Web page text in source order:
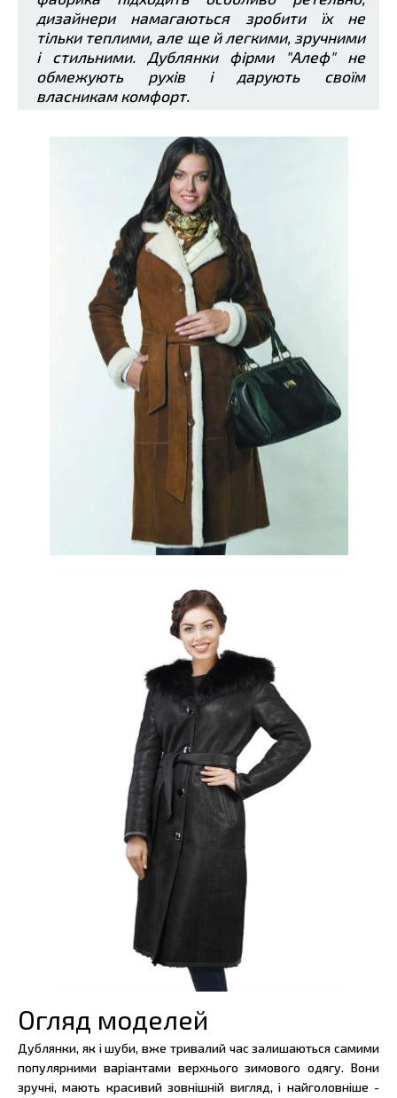
дизайнери намагаються зробити їх не
тільки теплими, але ще й легкими, зручними
і стильними. Дублянки фірми "Алеф" не
обмежують рухів і дарують своїм
власникам комфорт.
Огляд моделей
Дублянки, як і шуби, вже тривалий час залишаються самими
популярними варіантами верхнього зимового одягу. Вони
зручні, мають красивий зовнішній вигляд, і найголовніше -